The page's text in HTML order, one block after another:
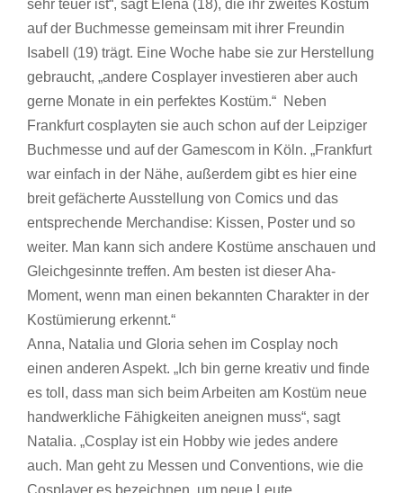
sehr teuer ist“, sagt Elena (18), die ihr zweites Kostüm
auf der Buchmesse gemeinsam mit ihrer Freundin
Isabell (19) trägt. Eine Woche habe sie zur Herstellung
gebraucht, „andere Cosplayer investieren aber auch
gerne Monate in ein perfektes Kostüm.“ Neben
Frankfurt cosplayten sie auch schon auf der Leipziger
Buchmesse und auf der Gamescom in Köln. „Frankfurt
war einfach in der Nähe, außerdem gibt es hier eine
breit gefächerte Ausstellung von Comics und das
entsprechende Merchandise: Kissen, Poster und so
weiter. Man kann sich andere Kostüme anschauen und
Gleichgesinnte treffen. Am besten ist dieser Aha-
Moment, wenn man einen bekannten Charakter in der
Kostümierung erkennt.“
Anna, Natalia und Gloria sehen im Cosplay noch
einen anderen Aspekt. „Ich bin gerne kreativ und finde
es toll, dass man sich beim Arbeiten am Kostüm neue
handwerkliche Fähigkeiten aneignen muss“, sagt
Natalia. „Cosplay ist ein Hobby wie jedes andere
auch. Man geht zu Messen und Conventions, wie die
Cosplayer es bezeichnen, um neue Leute